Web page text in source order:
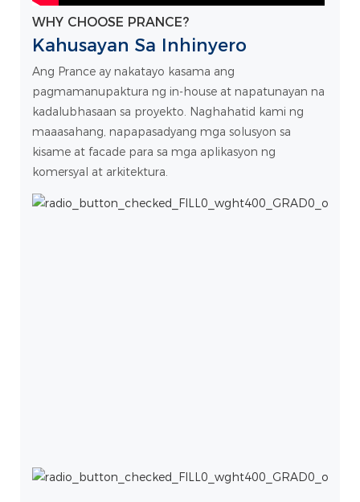
WHY CHOOSE PRANCE?
Kahusayan Sa Inhinyero
Ang Prance ay nakatayo kasama ang
pagmamanupaktura ng in-house at napatunayan na
kadalubhasaan sa proyekto. Naghahatid kami ng
maaasahang, napapasadyang mga solusyon sa
kisame at facade para sa mga aplikasyon ng
komersyal at arkitektura.